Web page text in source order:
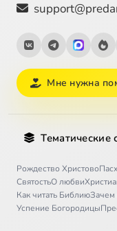
Мне нужна
Тематические
Рождество Христово
СвятостьО любви
Как читать БиблиюЗачем
Успение Богородицы